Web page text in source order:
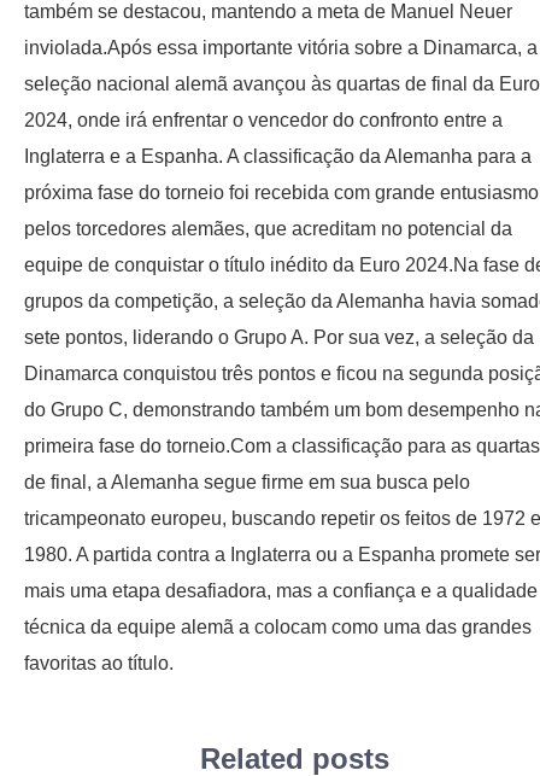
também se destacou, mantendo a meta de Manuel Neuer
inviolada.Após essa importante vitória sobre a Dinamarca, a
seleção nacional alemã avançou às quartas de final da Euro
2024, onde irá enfrentar o vencedor do confronto entre a
Inglaterra e a Espanha. A classificação da Alemanha para a
próxima fase do torneio foi recebida com grande entusiasmo
pelos torcedores alemães, que acreditam no potencial da
equipe de conquistar o título inédito da Euro 2024.Na fase
grupos da competição, a seleção da Alemanha havia
sete pontos, liderando o Grupo A. Por sua vez, a seleção da
Dinamarca conquistou três pontos e ficou na segunda
do Grupo C, demonstrando também um bom desempenho
primeira fase do torneio.Com a classificação para as quartas
de final, a Alemanha segue firme em sua busca pelo
tricampeonato europeu, buscando repetir os feitos de 1972 e
1980. A partida contra a Inglaterra ou a Espanha promete ser
mais uma etapa desafiadora, mas a confiança e a qualidade
técnica da equipe alemã a colocam como uma das grandes
favoritas ao título.
Related posts